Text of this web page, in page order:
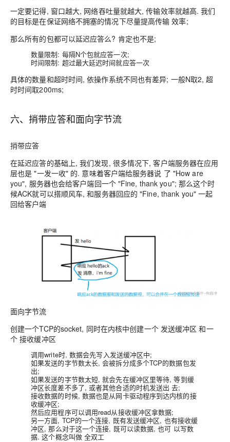
一定要记得, 窗口越大, 网络吞吐量就越大, 传输效率就越高. 我们
的目标是在保证网络不拥塞的情况下尽量提高传输 效率;
那么所有的包都可以延迟应答么? 肯定也不是;
数量限制: 每隔N个包就应答一次;
时间限制: 超过最大延迟时间就应答一次
具体的数量和超时时间, 依操作系统不同也有差异; 一般N取2, 超
时时间取200ms;
六、捎带应答和面向字节流
捎带应答
在延迟应答的基础上, 我们发现, 很多情况下, 客户端服务器在应用
层也是 "一发一收" 的. 意味着客户端给服务器说 了 "How are
you", 服务器也会给客户端回一个 "Fine, thank you"; 那么这个时
候ACK就可以搭顺风车, 和服务器回应的 "Fine, thank you" 一起
回给客户端
面向字节流
创建一个TCP的socket, 同时在内核中创建一个 发送缓冲区 和一
个 接收缓冲区
调用write时, 数据会先写入发送缓冲区中;
如果发送的字节数太长, 会被拆分成多个TCP的数据包发
出;
如果发送的字节数太短, 就会先在缓冲区里等待, 等到缓
冲区长度差不多了, 或者其他合适的时机发送出 去;
接收数据的时候, 数据也是从网卡驱动程序到达内核的接
收缓冲区;
然后应用程序可以调用read从接收缓冲区拿数据;
另一方面, TCP的一个连接, 既有发送缓冲区, 也有接收缓
冲区, 那么对于这一个连接, 既可以读数据, 也可 以写数
据. 这个概念叫做 全双工